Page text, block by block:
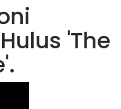
'The